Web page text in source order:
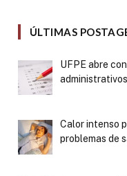
ÚLTIMAS
UFPE abre
Calor intenso
problemas de